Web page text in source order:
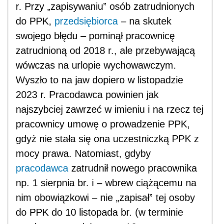
r. Przy „zapisywaniu” osób zatrudnionych
do PPK, przedsiębiorca – na skutek
swojego błędu – pominął pracownicę
zatrudnioną od 2018 r., ale przebywającą
wówczas na urlopie wychowawczym.
Wyszło to na jaw dopiero w listopadzie
2023 r. Pracodawca powinien jak
najszybciej zawrzeć w imieniu i na rzecz tej
pracownicy umowę o prowadzenie PPK,
gdyż nie stała się ona uczestniczką PPK z
mocy prawa. Natomiast, gdyby
pracodawca zatrudnił nowego pracownika
np. 1 sierpnia br. i – wbrew ciążącemu na
nim obowiązkowi – nie „zapisał” tej osoby
do PPK do 10 listopada br. (w terminie